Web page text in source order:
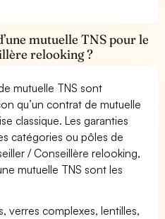
mutuelle TNS pour le
relooking ?
mutuelle TNS sont
qu’un contrat de mutuelle
classique. Les garanties
catégories ou pôles de
/ Conseillère relooking,
mutuelle TNS sont les
verres complexes, lentilles,